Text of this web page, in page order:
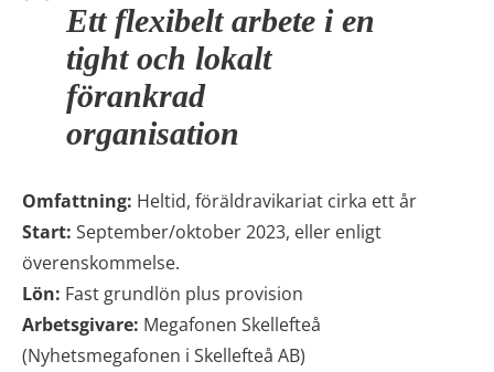
Ett flexibelt arbete i en
tight och lokalt
förankrad
organisation
Omfattning: Heltid, föräldravikariat cirka ett år
Start: September/oktober 2023, eller enligt
överenskommelse.
Lön: Fast grundlön plus provision
Arbetsgivare: Megafonen Skellefteå
(Nyhetsmegafonen i Skellefteå AB)